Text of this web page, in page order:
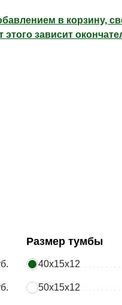
в корзину,
этого зависит
Размер тумбы
40х15х12
50х15х12